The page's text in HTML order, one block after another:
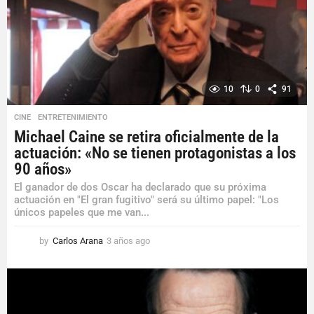
g
o
10 0 91
CINE ,ENTRETENIMIENTO
Michael Caine se retira oficialmente de la
actuación: «No se tienen protagonistas a los
90 años»
El ganador de dos Oscar ha declarado que su próxima
actuación en "El gran fugitivo" será su último papel: "Los
únicos papeles que me van...
by Carlos Arana 3 años ago
ñ